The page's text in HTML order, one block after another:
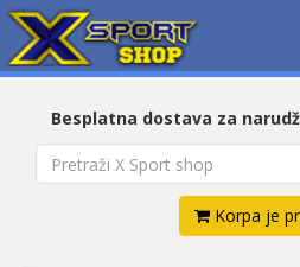
Besplatna dostava za
Korpa je